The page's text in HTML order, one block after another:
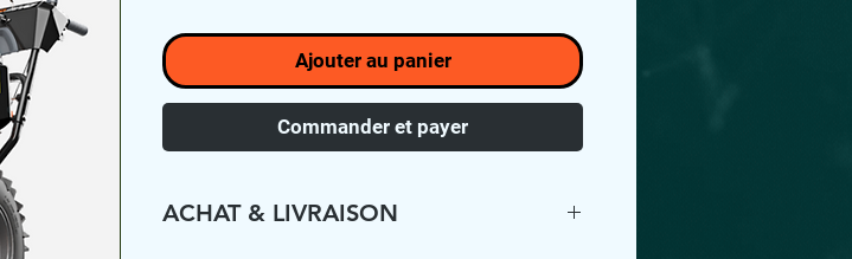
Ajouter au panier
Commander et payer
ACHAT & LIVRAISON